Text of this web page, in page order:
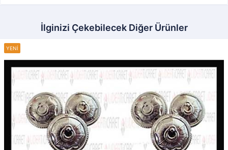
İlginizi Çekebilecek Diğer Ürünler